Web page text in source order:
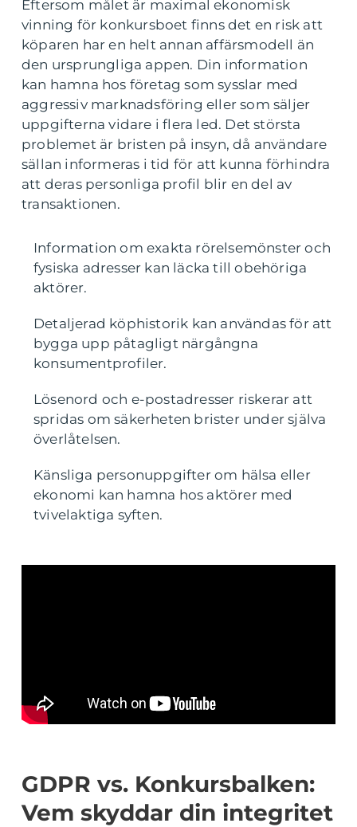
Eftersom målet är maximal ekonomisk
vinning för konkursboet finns det en risk att
köparen har en helt annan affärsmodell än
den ursprungliga appen. Din information
kan hamna hos företag som sysslar med
aggressiv marknadsföring eller som säljer
uppgifterna vidare i flera led. Det största
problemet är bristen på insyn, då användare
sällan informeras i tid för att kunna förhindra
att deras personliga profil blir en del av
transaktionen.
Information om exakta rörelsemönster och
fysiska adresser kan läcka till obehöriga
aktörer.
Detaljerad köphistorik kan användas för att
bygga upp påtagligt närgångna
konsumentprofiler.
Lösenord och e-postadresser riskerar att
spridas om säkerheten brister under själva
överlåtelsen.
Känsliga personuppgifter om hälsa eller
ekonomi kan hamna hos aktörer med
tvivelaktiga syften.
GDPR vs. Konkursbalken:
Vem skyddar din integritet